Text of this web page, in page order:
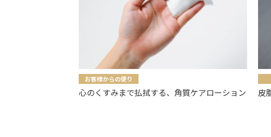
お客様からの便り
心のくすみまで払拭する、角質ケアローション 皮